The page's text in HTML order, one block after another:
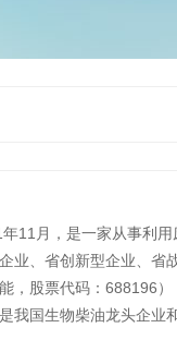
11月，是一家从事利
业、省创新型企业、
，股票代码：688196
国生物柴油龙头企业